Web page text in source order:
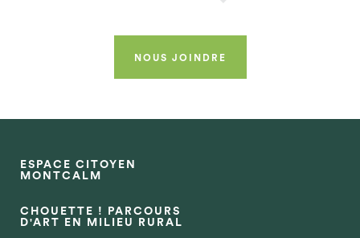
NOUS JOINDRE
ESPACE CITOYEN
MONTCALM
CHOUETTE ! PARCOURS
D'ART EN MILIEU RURAL